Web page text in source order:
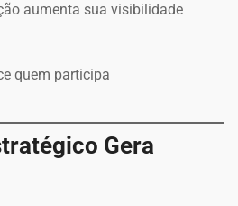
aumenta sua visibilidade
quem participa
Gera